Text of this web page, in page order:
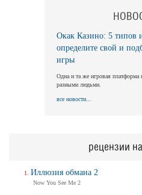
Окак Казино: 5 типов
определите свой и
игры
Одна и та же игровая платформа
разными людьми.
все новости...
рецензии
Иллюзия обмана 2
Now You See Me 2